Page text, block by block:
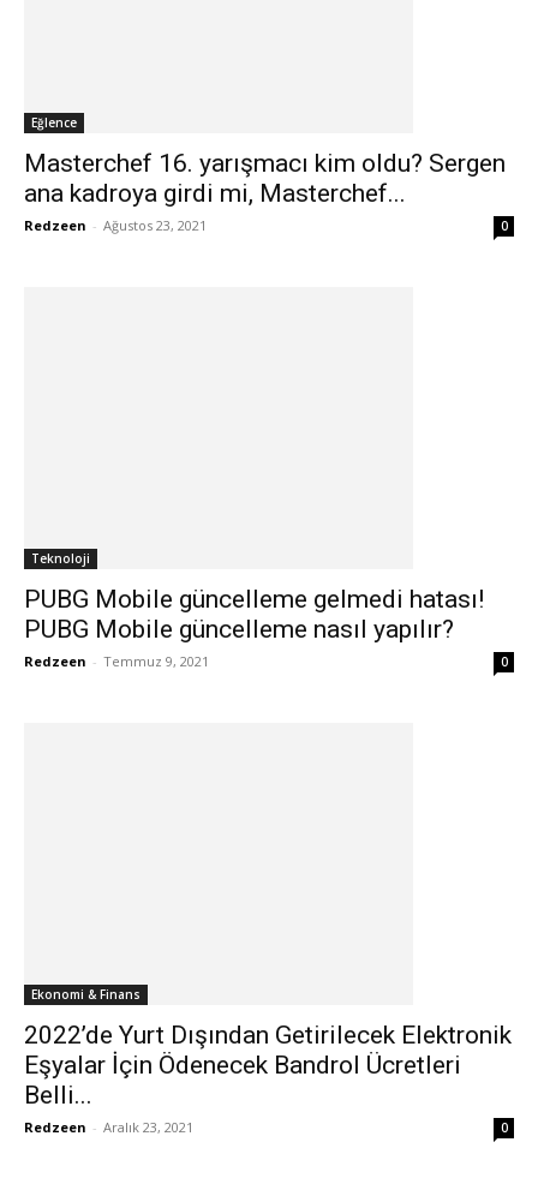
Eğlence
Masterchef 16. yarışmacı kim oldu? Sergen
ana kadroya girdi mi, Masterchef...
Redzeen - Ağustos 23, 2021 0
Teknoloji
PUBG Mobile güncelleme gelmedi hatası!
PUBG Mobile güncelleme nasıl yapılır?
Redzeen - Temmuz 9, 2021 0
Ekonomi & Finans
2022’de Yurt Dışından Getirilecek Elektronik
Eşyalar İçin Ödenecek Bandrol Ücretleri
Belli...
Redzeen - Aralık 23, 2021 0